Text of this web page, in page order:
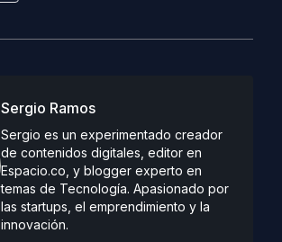
Sergio Ramos
Sergio es un experimentado creador
de contenidos digitales, editor en
Espacio.co, y blogger experto en
temas de Tecnología. Apasionado por
las startups, el emprendimiento y la
innovación.